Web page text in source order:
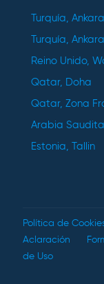
Turquía,
Turquía,
Reino Unido,
Qatar, Doha
Qatar, Zona
Arabia
Estonia, Tallin
Política de
Aclaración
de Uso